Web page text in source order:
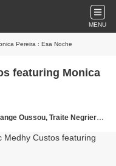
MENU
Pereira : Esa Noche
featuring Monica
DE LA MEMOIRE ,Palais des Congres, Medhy Custos, Monica Pereira, Antilles